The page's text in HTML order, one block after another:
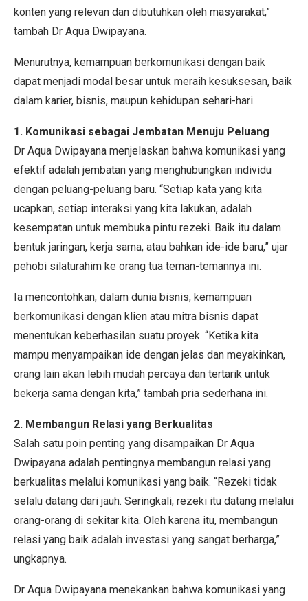
konten yang relevan dan dibutuhkan oleh masyarakat,”
tambah Dr Aqua Dwipayana.
Menurutnya, kemampuan berkomunikasi dengan baik
dapat menjadi modal besar untuk meraih kesuksesan, baik
dalam karier, bisnis, maupun kehidupan sehari-hari.
1. Komunikasi sebagai Jembatan Menuju Peluang
Dr Aqua Dwipayana menjelaskan bahwa komunikasi yang
efektif adalah jembatan yang menghubungkan individu
dengan peluang-peluang baru. “Setiap kata yang kita
ucapkan, setiap interaksi yang kita lakukan, adalah
kesempatan untuk membuka pintu rezeki. Baik itu dalam
bentuk jaringan, kerja sama, atau bahkan ide-ide baru,” ujar
pehobi silaturahim ke orang tua teman-temannya ini.
Ia mencontohkan, dalam dunia bisnis, kemampuan
berkomunikasi dengan klien atau mitra bisnis dapat
menentukan keberhasilan suatu proyek. “Ketika kita
mampu menyampaikan ide dengan jelas dan meyakinkan,
orang lain akan lebih mudah percaya dan tertarik untuk
bekerja sama dengan kita,” tambah pria sederhana ini.
2. Membangun Relasi yang Berkualitas
Salah satu poin penting yang disampaikan Dr Aqua
Dwipayana adalah pentingnya membangun relasi yang
berkualitas melalui komunikasi yang baik. “Rezeki tidak
selalu datang dari jauh. Seringkali, rezeki itu datang melalui
orang-orang di sekitar kita. Oleh karena itu, membangun
relasi yang baik adalah investasi yang sangat berharga,”
ungkapnya.
Dr Aqua Dwipayana menekankan bahwa komunikasi yang